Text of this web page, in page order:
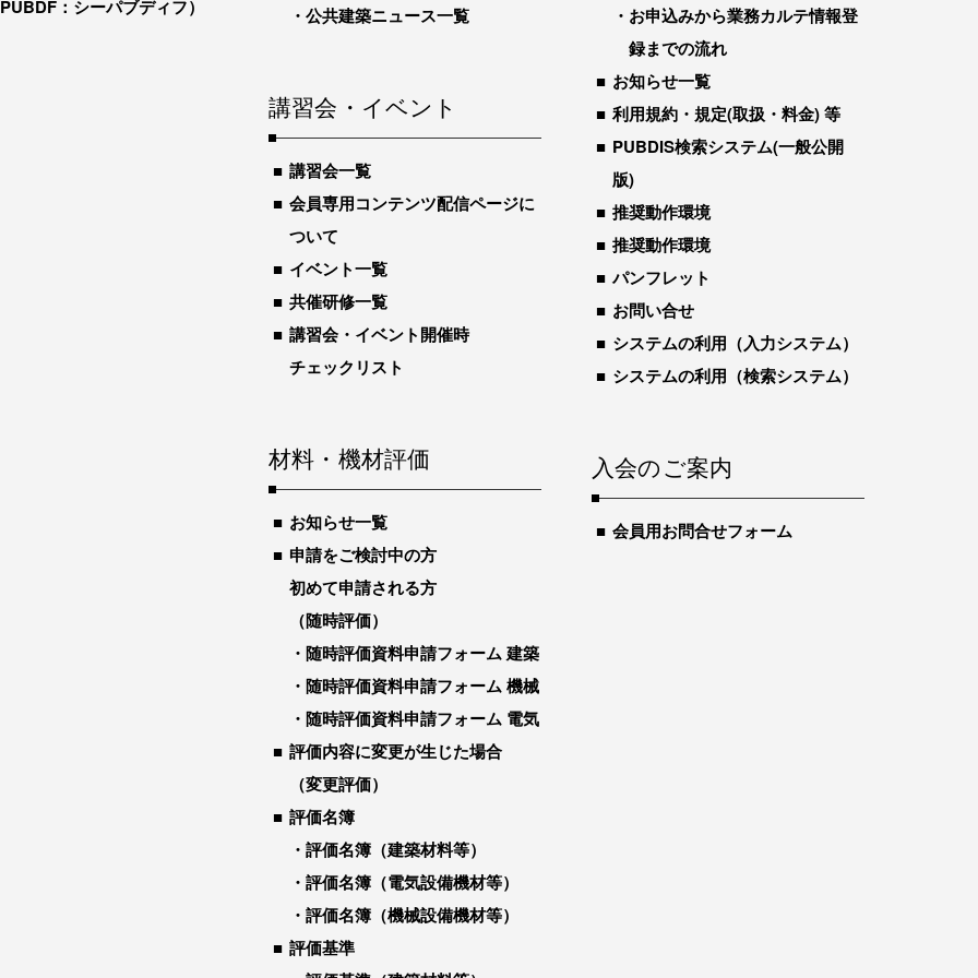
：シーパブディフ） 公共建築ニュース一覧
講習会・イベント
講習会一覧
会員専用コンテンツ配信ページに
ついて
イベント一覧
共催研修一覧
講習会・イベント開催時
チェックリスト
材料・機材評価
お知らせ一覧
申請をご検討中の方
初めて申請される方
（随時評価）
随時評価資料申請フォーム 建築
随時評価資料申請フォーム 機械
随時評価資料申請フォーム 電気
評価内容に変更が生じた場合
（変更評価）
評価名簿
評価名簿（建築材料等）
評価名簿（電気設備機材等）
評価名簿（機械設備機材等）
評価基準
お申込みから業務カルテ情報登
録までの流れ
お知らせ一覧
利用規約・規定(取扱・料金) 等
PUBDIS検索システム(一般公開
版)
推奨動作環境
推奨動作環境
パンフレット
お問い合せ
システムの利用（入力システム）
システムの利用（検索システム）
入会のご案内
会員用お問合せフォーム